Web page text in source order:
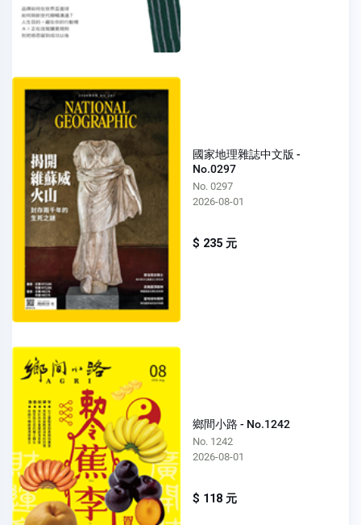
國家地理雜誌中文版 -
No.0297
No. 0297
2026-08-01
$ 235 元
鄉間小路 - No.1242
No. 1242
2026-08-01
$ 118 元